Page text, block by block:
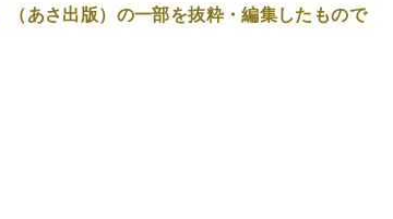
（あさ出版）の一部を抜粋・編集したもので